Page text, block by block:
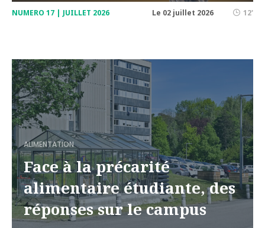
NUMERO 17 | JUILLET 2026 Le 02 juillet 2026 12'
ALIMENTATION
Face à la précarité
alimentaire étudiante, des
réponses sur le campus